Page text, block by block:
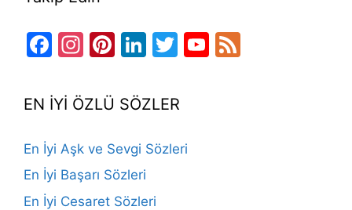
Facebook
Instagram
Pinterest
LinkedIn
TwitterYouTube
EN İYİ ÖZLÜ SÖZLER
En İyi Aşk ve Sevgi Sözleri
En İyi Başarı Sözleri
En İyi Cesaret Sözleri